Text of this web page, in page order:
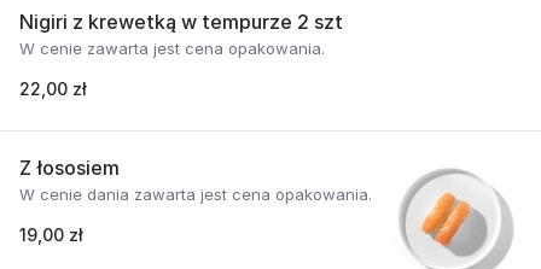
Nigiri z krewetką w tempurze 2 szt
W cenie zawarta jest cena opakowania.
22,00 zł
Z łososiem
W cenie dania zawarta jest cena opakowania.
19,00 zł